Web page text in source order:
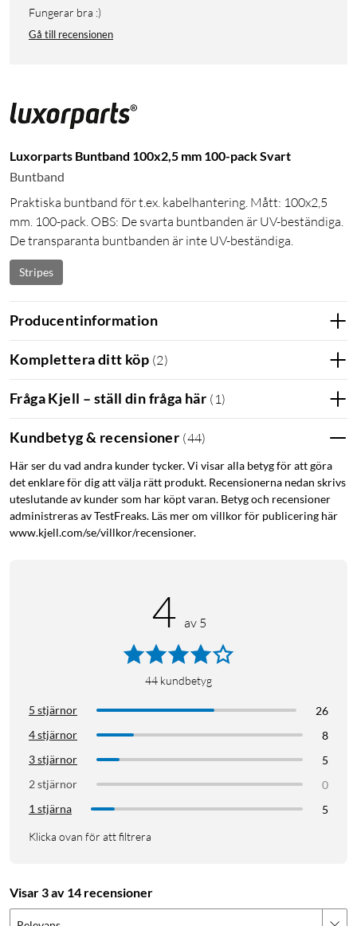
Fungerar bra :)
Gå till recensionen
Luxorparts Buntband 100x2,5 mm 100-pack Svart
Buntband
Praktiska buntband för t.ex. kabelhantering. Mått: 100x2,5
mm. 100-pack. OBS: De svarta buntbanden är UV-beständiga.
De transparanta buntbanden är inte UV-beständiga.
Stripes
Producentinformation
Komplettera ditt köp (2)
Fråga Kjell – ställ din fråga här ( 1)
Kundbetyg & recensioner (44)
Här ser du vad andra kunder tycker. Vi visar alla betyg för att göra
det enklare för dig att välja rätt produkt. Recensionerna nedan skrivs
uteslutande av kunder som har köpt varan. Betyg och recensioner
administreras av TestFreaks. Läs mer om villkor för publicering här
www.kjell.com/se/villkor/recensioner.
4 av 5
44 kundbetyg
5 stjärnor
26
4 stjärnor
8
3 stjärnor
5
2 stjärnor
0
1 stjärna
5
Klicka ovan för att filtrera
Visar 3 av 14 recensioner